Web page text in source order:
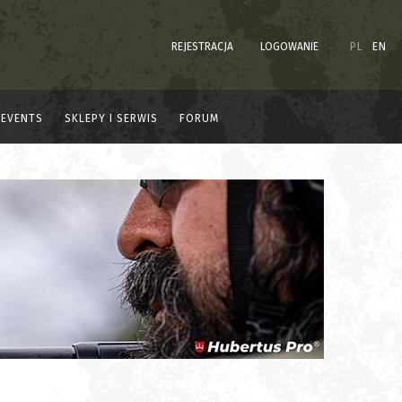
REJESTRACJA LOGOWANIE PL EN
EVENTS SKLEPY I SERWIS FORUM